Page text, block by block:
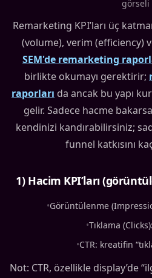
görseli
Remarketing KPI’ları üç
(volume), verim (efficiency)
SEM'de remarketing
birlikte okumayı gerektirir;
raporları da ancak bu yapı
gelir. Sadece hacme
kendinizi kandırabilirsiniz;
funnel katkısını
1) Hacim KPI’ları
•Görüntülenme
•Tıklama
•CTR: kreatifin
Not: CTR, özellikle display’de